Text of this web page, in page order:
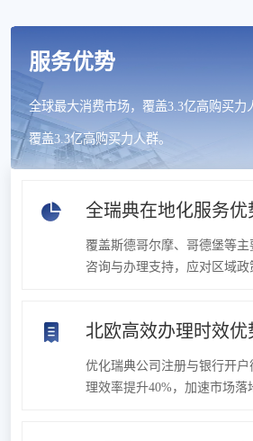
服务优势
全球最大消费市场，覆盖3.3亿高购买力
覆盖3.3亿高购买力人群。
全瑞典在地化服务优
覆盖斯德哥尔摩、哥德堡等
咨询与办理支持，应对区域政
北欧高效办理时效优
优化瑞典公司注册与银行开
理效率提升40%，加速市场落